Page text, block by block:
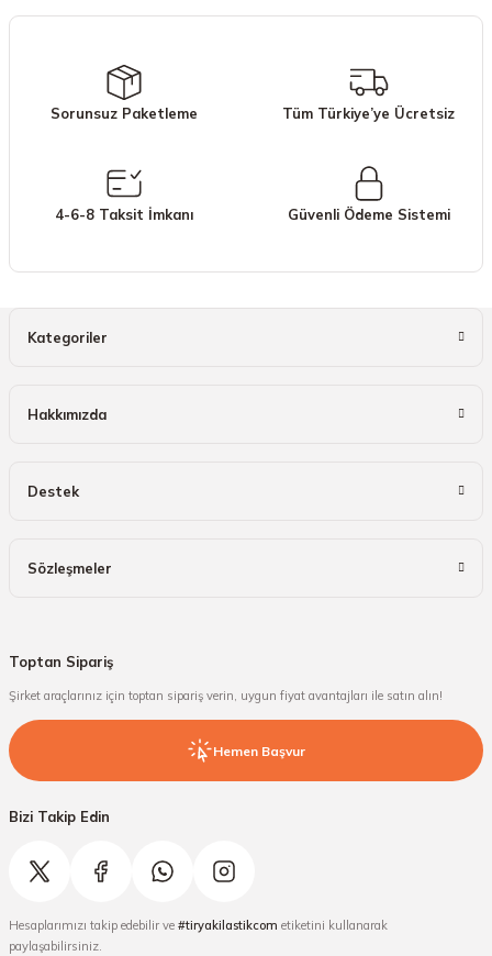
Ürün açıklamasında eksik bilgiler bulunuyor.
Ürün bilgilerinde hatalar bulunuyor.
Bu ürüne benzer farklı alternatifler olmalı.
Sorunsuz Paketleme Tüm Türkiye’ye Ücretsiz
4-6-8 Taksit İmkanı Güvenli Ödeme Sistemi
Kategoriler
Hakkımızda
Destek
Sözleşmeler
Toptan Sipariş
Şirket araçlarınız için toptan sipariş verin, uygun fiyat avantajları ile satın alın!
Hemen Başvur
Bizi Takip Edin
Hesaplarımızı takip edebilir ve #tiryakilastikcom etiketini kullanarak
paylaşabilirsiniz.